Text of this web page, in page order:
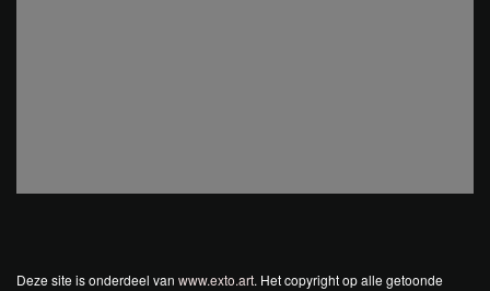
Deze site is onderdeel van www.exto.art. Het copyright op alle getoonde